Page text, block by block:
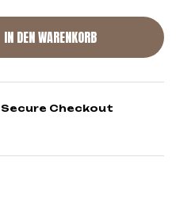
IN DEN WARENKORB
Checkout